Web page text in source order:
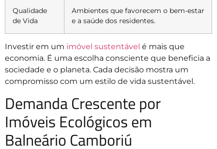
Qualidade
de Vida
Ambientes que favorecem o bem-estar
e a saúde dos residentes.
Investir em um imóvel sustentável é mais que
economia. É uma escolha consciente que beneficia a
sociedade e o planeta. Cada decisão mostra um
compromisso com um estilo de vida sustentável.
Demanda Crescente por
Imóveis Ecológicos em
Balneário Camboriú